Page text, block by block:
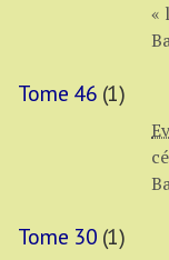
«
Tome 46 (1)
Tome 30 (1)